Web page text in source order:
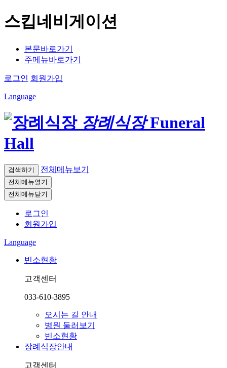
스킵네비게이션
본문바로가기
주메뉴바로가기
로그인 회원가입
Language
장례식장 Funeral
Hall
검색하기 전체메뉴보기
전체메뉴열기
전체메뉴닫기
로그인
회원가입
Language
빈소현황
고객센터
033-610-3895
오시는 길 안내
병원 둘러보기
빈소현황
장례식장안내
고객센터